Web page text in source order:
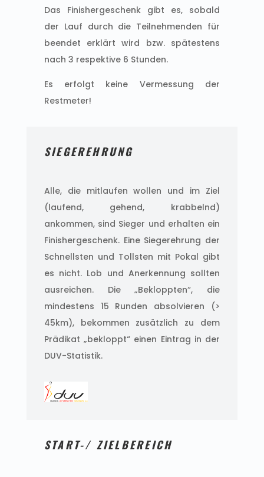
Das Finishergeschenk gibt es, sobald
der Lauf durch die Teilnehmenden für
beendet erklärt wird bzw. spätestens
nach 3 respektive 6 Stunden.
Es erfolgt keine Vermessung der
Restmeter!
SIEGEREHRUNG
Alle, die mitlaufen wollen und im Ziel
(laufend, gehend, krabbelnd)
ankommen, sind Sieger und erhalten ein
Finishergeschenk. Eine Siegerehrung der
Schnellsten und Tollsten mit Pokal gibt
es nicht. Lob und Anerkennung sollten
ausreichen. Die „Bekloppten“, die
mindestens 15 Runden absolvieren (>
45km), bekommen zusätzlich zu dem
Prädikat „bekloppt“ einen Eintrag in der
DUV-Statistik.
START-/ ZIELBEREICH